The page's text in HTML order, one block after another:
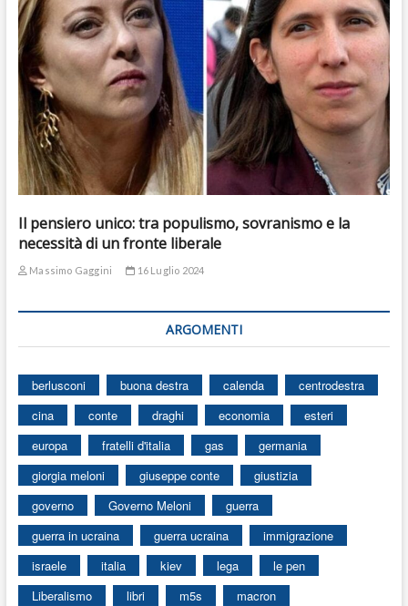
Il pensiero unico: tra populismo, sovranismo e la
necessità di un fronte liberale
Massimo Gaggini 16 Luglio 2024
ARGOMENTI
berlusconi buona destra calenda
centrodestra
cina
conte draghi economia
esteri
europa
fratelli d'italia gas
germania
giorgia meloni
giuseppe conte
giustizia
governo
Governo Meloni
guerra
guerra in ucraina
guerra ucraina
immigrazione
israele
italia kiev lega
le pen
Liberalismo
libri m5s
macron